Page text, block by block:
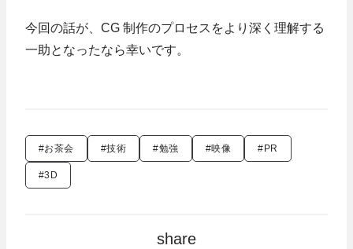
今回の話が、CG 制作のプロセスをより深く理解する
一助となったなら幸いです。
#お茶会 #技術 #勉強 #映像 #PR
#3D
share